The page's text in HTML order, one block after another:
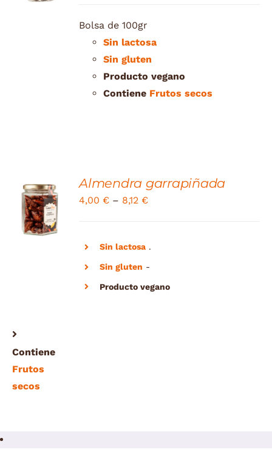
Bolsa de 100gr
Sin lactosa
Sin gluten
Producto vegano
Contiene Frutos secos
SELECT
OPTIONS
/
DETAILS
Almendra garrapiñada
4,00 € – 8,12 €
Sin lactosa.
Sin gluten -
Producto vegano
Contiene
Frutos
secos